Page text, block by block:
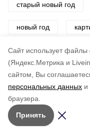
Cайт использует файлы
(Яндекс.Метрика и
сайтом, Вы
персональных данных и
браузера.
Принять
старый новый год
новый год
открытки
по
5